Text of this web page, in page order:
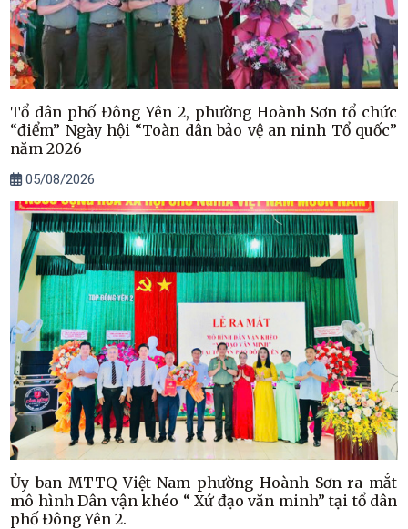
Tổ dân phố Đông Yên 2, phường Hoành Sơn tổ chức
“điểm” Ngày hội “Toàn dân bảo vệ an ninh Tổ quốc”
năm 2026
05/08/2026
Ủy ban MTTQ Việt Nam phường Hoành Sơn ra mắt
mô hình Dân vận khéo “ Xứ đạo văn minh” tại tổ dân
phố Đông Yên 2.